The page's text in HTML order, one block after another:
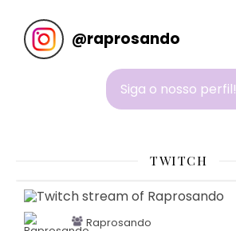
@raprosando
Siga o nosso perfil!
TWITCH
Raprosando